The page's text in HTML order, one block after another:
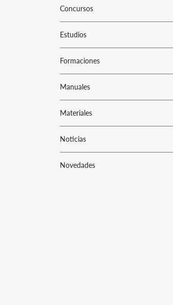
Concursos
Estudios
Formaciones
Manuales
Materiales
Noticias
Novedades